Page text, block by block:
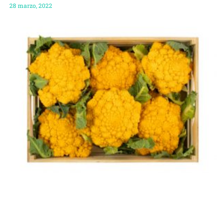
28 marzo, 2022